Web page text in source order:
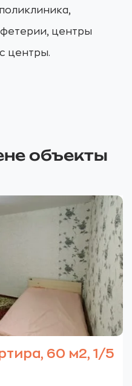
центры
центры.
объекты
60 м2, 1/5